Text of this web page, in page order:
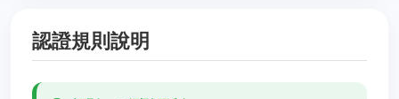
認證規則說明